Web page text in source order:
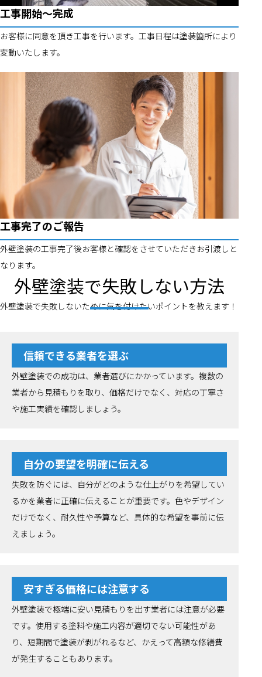
工事開始～完成
お客様に同意を頂き工事を行います。工事日程は塗装箇所により
変動いたします。
工事完了のご報告
外壁塗装の工事完了後お客様と確認をさせていただきお引渡しと
なります。
外壁塗装で失敗しない方法
外壁塗装で失敗しないために気を付けたいポイントを教えます！
信頼できる業者を選ぶ
外壁塗装での成功は、業者選びにかかっています。複数の
業者から見積もりを取り、価格だけでなく、対応の丁寧さ
や施工実績を確認しましょう。
自分の要望を明確に伝える
失敗を防ぐには、自分がどのような仕上がりを希望してい
るかを業者に正確に伝えることが重要です。色やデザイン
だけでなく、耐久性や予算など、具体的な希望を事前に伝
えましょう。
安すぎる価格には注意する
外壁塗装で極端に安い見積もりを出す業者には注意が必要
です。使用する塗料や施工内容が適切でない可能性があ
り、短期間で塗装が剥がれるなど、かえって高額な修繕費
が発生することもあります。